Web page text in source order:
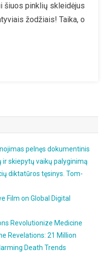
Verčiamas
Žudyti….
šiuos pinklių skleidėjus
žodžiais! Taika, o
pelnęs dokumentinis
skiepytų vaikų palyginimą
diktatūros tęsinys. Tom-
Film on Global Digital
Revolutionize Medicine
Revelations: 21 Million
Death Trends